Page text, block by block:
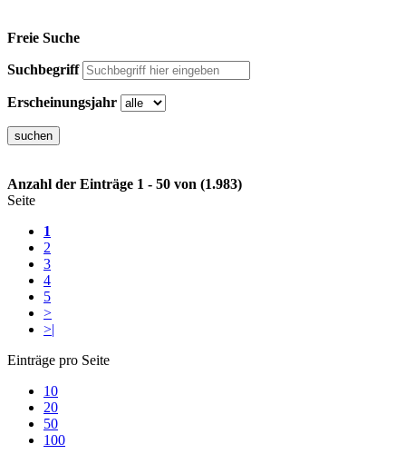
Freie Suche
Suchbegriff
Erscheinungsjahr
Anzahl der Einträge 1 - 50 von (1.983)
Seite
1
2
3
4
5
>
>|
Einträge pro Seite
10
20
50
100